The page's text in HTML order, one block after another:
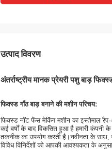
उत्पाद विवरण
अंतर्राष्ट्रीय मानक प्रेयरी पशु बाड़
फिक्स्ड गाँठ बाड़ बनाने की मशीन परिचय:
फिक्स्ड नॉट फेंस मेकिंग मशीन का इस्तेमाल
कई वर्षों के बाद विकसित हुआ है हमारी कंपनी
तकनीक का उपयोग करती है।नवीनता के
विविध विनिर्देशों को आपकी आवश्यकता के